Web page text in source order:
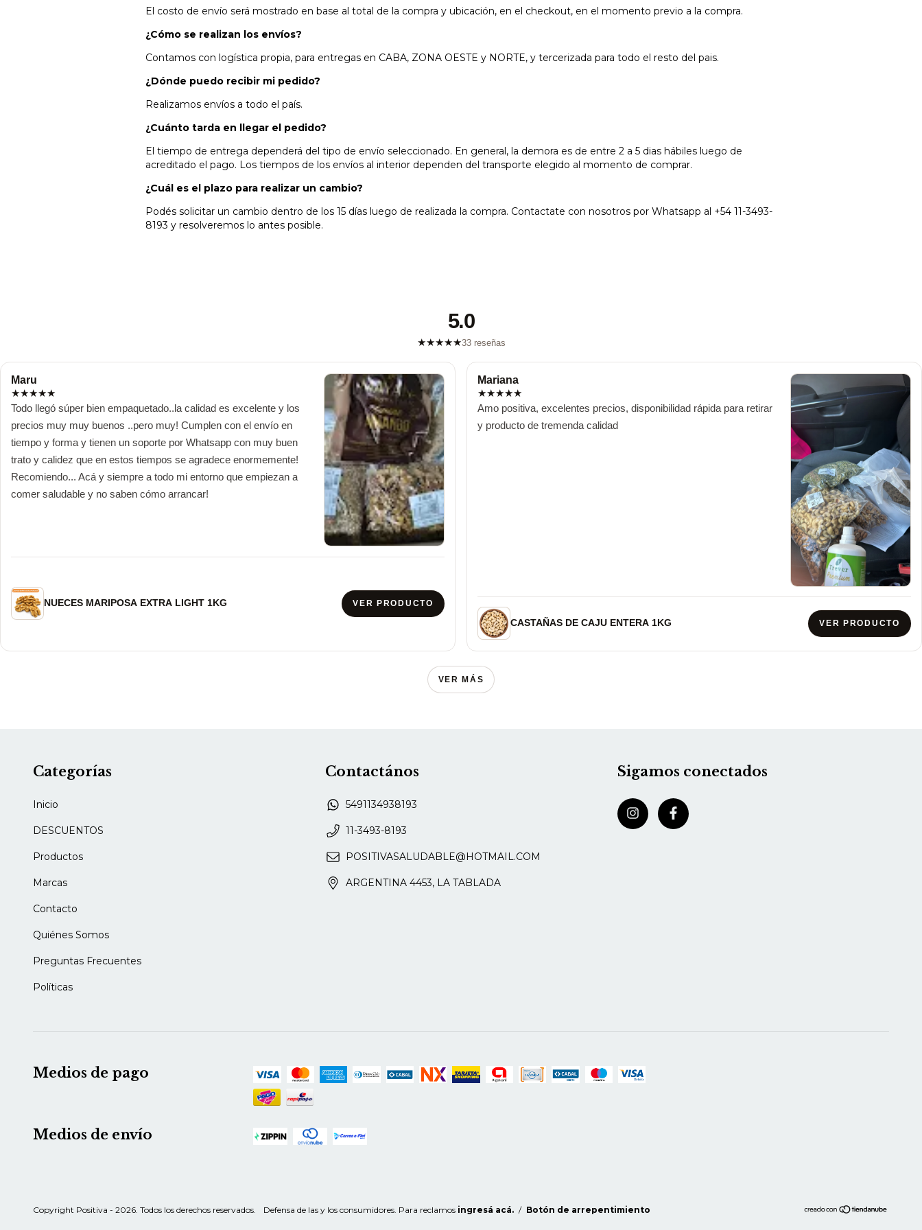
El costo de envío será mostrado en base al total de la compra y ubicación, en el checkout, en el momento previo a la compra.
¿Cómo se realizan los envíos?
Contamos con logística propia, para entregas en CABA, ZONA OESTE y NORTE, y tercerizada para todo el resto del pais.
¿Dónde puedo recibir mi pedido?
Realizamos envíos a todo el país.
¿Cuánto tarda en llegar el pedido?
El tiempo de entrega dependerá del tipo de envío seleccionado. En general, la demora es de entre 2 a 5 dias hábiles luego de
acreditado el pago. Los tiempos de los envíos al interior dependen del transporte elegido al momento de comprar.
¿Cuál es el plazo para realizar un cambio?
Podés solicitar un cambio dentro de los 15 días luego de realizada la compra. Contactate con nosotros por Whatsapp al +54 11-3493-
8193 y resolveremos lo antes posible.
5.0
★★★★★33 reseñas
Maru
★★★★★
Todo llegó súper bien empaquetado..la calidad es excelente y los
precios muy muy buenos ..pero muy! Cumplen con el envío en
tiempo y forma y tienen un soporte por Whatsapp con muy buen
trato y calidez que en estos tiempos se agradece enormemente!
Recomiendo... Acá y siempre a todo mi entorno que empiezan a
comer saludable y no saben cómo arrancar!
NUECES MARIPOSA EXTRA LIGHT 1KG VER PRODUCTO
Mariana
★★★★★
Amo positiva, excelentes precios, disponibilidad rápida para retirar
y producto de tremenda calidad
CASTAÑAS DE CAJU ENTERA 1KG VER PRODUCTO
VER MÁS
Categorías
Inicio
DESCUENTOS
Productos
Marcas
Contacto
Quiénes Somos
Preguntas Frecuentes
Políticas
Contactános
5491134938193
11-3493-8193
POSITIVASALUDABLE@HOTMAIL.COM
ARGENTINA 4453, LA TABLADA
Sigamos conectados
Medios de pago
Medios de envío
Copyright Positiva - 2026. Todos los derechos reservados. Defensa de las y los consumidores. Para reclamos ingresá acá. / Botón de arrepentimiento